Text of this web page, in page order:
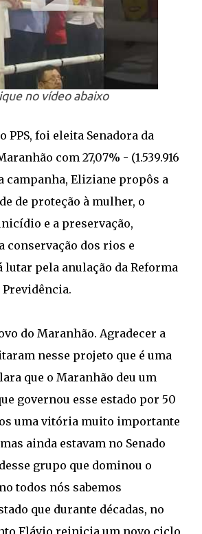
no vídeo abaixo
PPS, foi eleita Senadora da
com 27,07% - (1.539.916
campanha, Eliziane propôs a
de proteção à mulher, o
e a preservação,
conservação dos rios e
lutar pela anulação da Reforma
do Maranhão. Agradecer a
nesse projeto que é uma
que o Maranhão deu um
governou esse estado por 50
uma vitória muito importante
ainda estavam no Senado
grupo que dominou o
todos nós sabemos
que durante décadas, no
Flávio reinicia um novo ciclo,